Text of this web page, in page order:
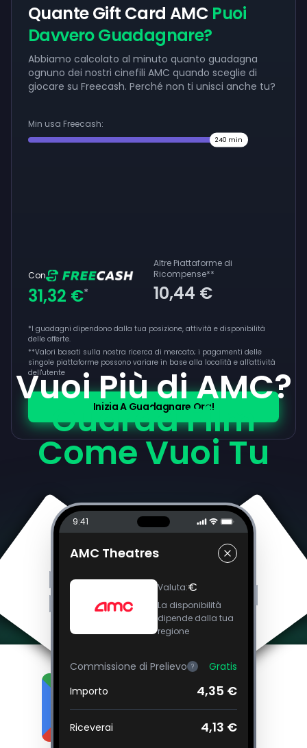
Quante Gift Card AMC Puoi
Davvero Guadagnare?
Abbiamo calcolato al minuto quanto guadagna
ognuno dei nostri cinefili AMC quando sceglie di
giocare su Freecash. Perché non ti unisci anche tu?
Min usa Freecash:
240 min
Con
31,32 €*
Altre Piattaforme di
Ricompense**
10,44 €
*I guadagni dipendono dalla tua posizione, attività e disponibilità
delle offerte.
**Valori basati sulla nostra ricerca di mercato; i pagamenti delle
singole piattaforme possono variare in base alla località e all'attività
dell'utente
Inizia A Guadagnare Ora!
Vuoi Più di AMC?
Guarda Film
Come Vuoi Tu
9:41
AMC Theatres
Valuta:€
La disponibilità
dipende dalla tua
regione
Commissione di Prelievo ?
Gratis
Importo
4,35 €
Riceverai 4,13 €